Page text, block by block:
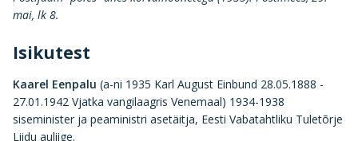
mai, lk 8.
Isikutest
Kaarel Eenpalu (a-ni 1935 Karl August Einbund 28.05.1888 -
27.01.1942 Vjatka vangilaagris Venemaal) 1934-1938
siseminister ja peaministri asetäitja, Eesti Vabatahtliku Tuletõrje
Liidu auliige.